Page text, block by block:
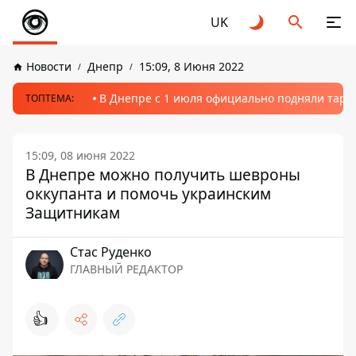
UK
Новости Днепр 15:09, 8 Июня 2022
ТОПТЕМА: В Днепре с 1 июля официально подняли
15:09, 08 июня 2022
В Днепре можно получить шевроны
оккупанта и помочь украинским
Защитникам
Стаc Руденко
ГЛАВНЫЙ РЕДАКТОР
👍